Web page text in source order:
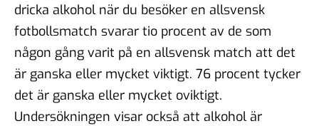
dricka alkohol när du besöker en allsvensk
fotbollsmatch svarar tio procent av de som
någon gång varit på en allsvensk match att det
är ganska eller mycket viktigt. 76 procent tycker
det är ganska eller mycket oviktigt.
Undersökningen visar också att alkohol är